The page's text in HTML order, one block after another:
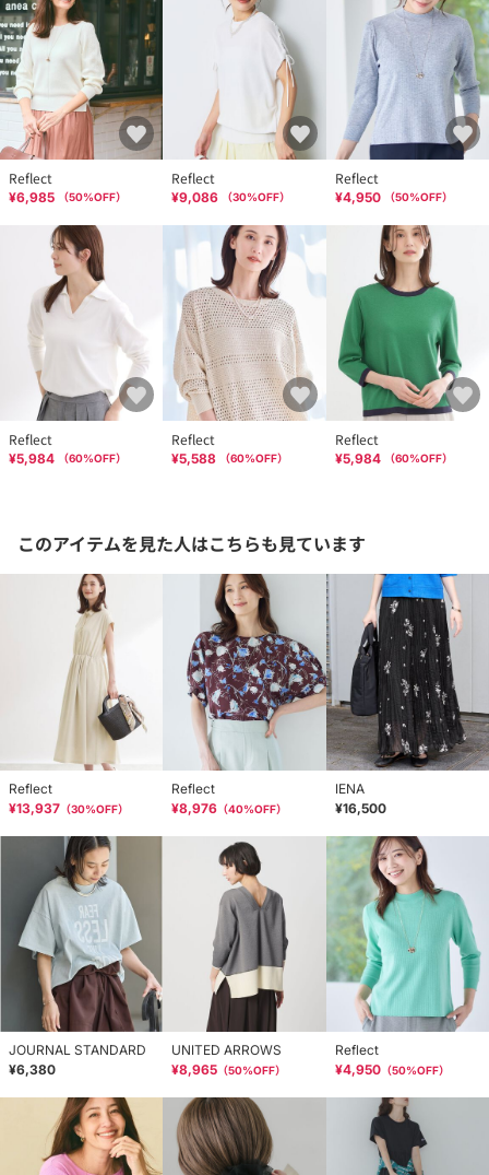
Reflect
¥6,985 （50%OFF）
Reflect
¥9,086 （30%OFF）
Reflect
¥4,950 （50%OFF）
Reflect
¥5,984 （60%OFF）
Reflect
¥5,588 （60%OFF）
Reflect
¥5,984 （60%OFF）